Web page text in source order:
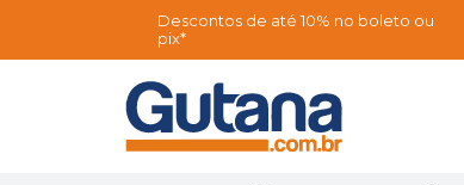
Descontos de até 10% no boleto ou
pix*